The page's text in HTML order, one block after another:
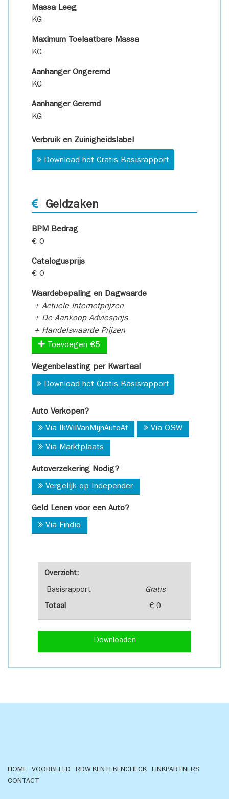
Overzicht:
Basisrapport Gratis
Totaal € 0
Downloaden
Massa Leeg
KG
Maximum Toelaatbare Massa
KG
Aanhanger Ongeremd
KG
Aanhanger Geremd
KG
Verbruik en Zuinigheidslabel
Download het Gratis Basisrapport
Geldzaken
BPM Bedrag
€ 0
Catalogusprijs
€ 0
Waardebepaling en Dagwaarde
+ Actuele Internetprijzen
+ De Aankoop Adviesprijs
+ Handelswaarde Prijzen
Toevoegen €5
Wegenbelasting per Kwartaal
Download het Gratis Basisrapport
Auto Verkopen?
Via IkWilVanMijnAutoAf Via OSW
Via Marktplaats
Autoverzekering Nodig?
Vergelijk op Independer
Geld Lenen voor een Auto?
Via Findio
HOME VOORBEELD RDW KENTEKENCHECK
LINKPARTNERS
CONTACT